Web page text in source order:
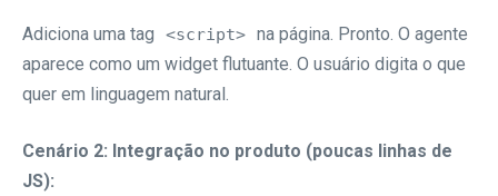
Adiciona uma tag <script> na página. Pronto. O agente
aparece como um widget flutuante. O usuário digita o que
quer em linguagem natural.
Cenário 2: Integração no produto (poucas linhas de
JS):